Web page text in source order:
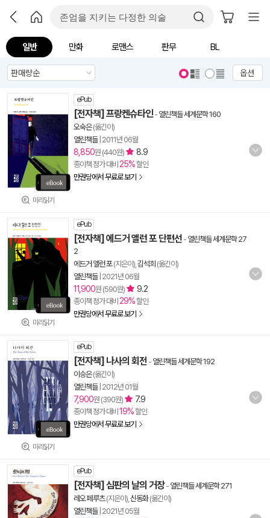
일반 만화 로맨스 판무 BL
옵션
미리읽기
ePub
[전자책] 프랑켄슈타인- 열린책들 세계문학 160
오숙은(옮긴이)
열린책들| 2011년 06월
8,850원 (440원) 8.9
종이책 정가 대비 25%할인
만권당에서 무료로 보기
미리읽기
ePub
[전자책] 에드거 앨런 포 단편선 - 열린책들 세계문학 27
2
에드거 앨런 포(지은이), 김석희 (옮긴이)
열린책들| 2021년 06월
11,900원 (590원) 9.2
종이책 정가 대비 29%할인
만권당에서 무료로 보기
미리읽기
ePub
[전자책] 나사의 회전 - 열린책들 세계문학 192
이승은(옮긴이)
열린책들| 2012년 01월
7,900원 (390원) 7.9
종이책 정가 대비 19%할인
만권당에서 무료로 보기
ePub
[전자책] 심판의 날의 거장- 열린책들 세계문학 271
레오 페루츠(지은이), 신동화(옮긴이)
열린책들| 2021년 05월